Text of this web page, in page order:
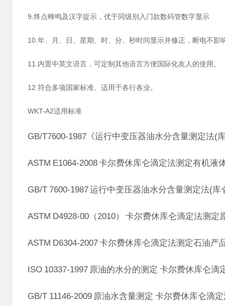
9.终点蜂鸣及汉字提示，优于同级别入门款数码管数字显示
10.年、月、日、星期、时、分、秒时间显示并修正，断电不影
11.内置中英文语言，可定制其他语言方便国际化友人的使用。
12.符合多项国家标准、适用于各行各业。
WKT-A2适用标准
GB/T7600-1987《运行中变压器油水分含量测定法(
ASTM E1064-2008 卡尔费休库仑滴定法测定有机液
GB/T 7600-1987 运行中变压器油水分含量测定法(库
ASTM D4928-00（2010） 卡尔费休库仑滴定法测定
ASTM D6304-2007 卡尔费休库仑滴定法测定石油产
ISO 10337-1997 原油的水分的测定 卡尔费休库仑滴
GB/T 11146-2009 原油水含量测定 卡尔费休库仑滴